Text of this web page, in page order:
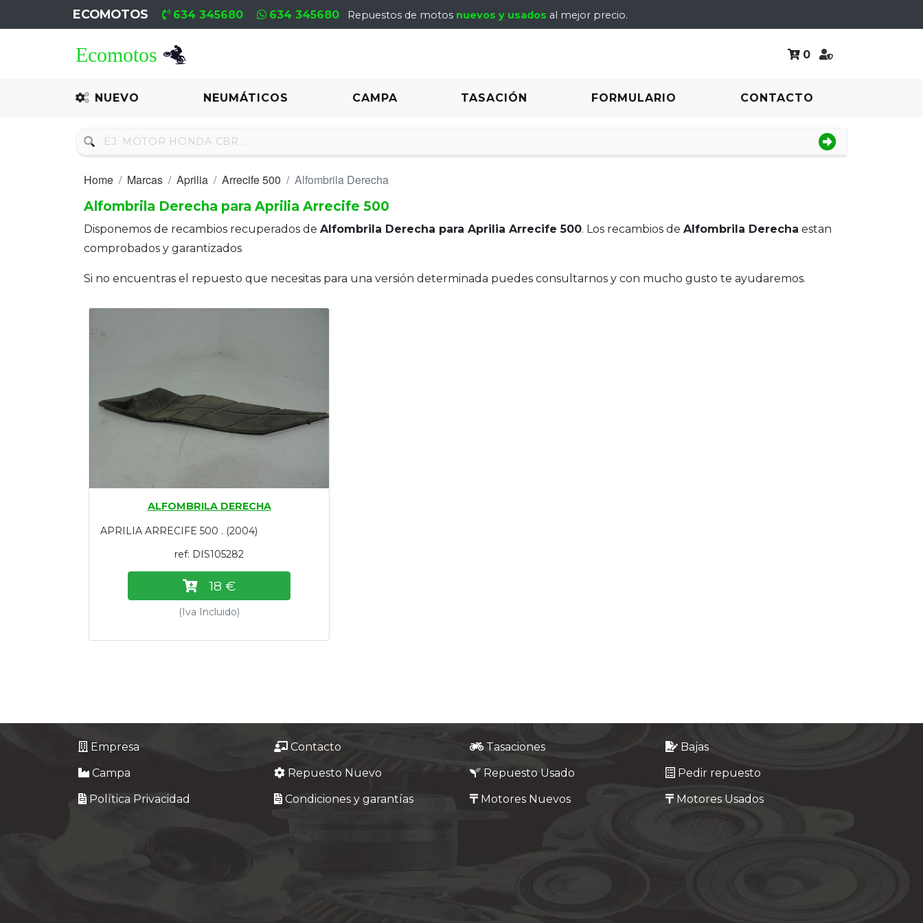
ECOMOTOS 634 345680 634 345680 Repuestos de motos nuevos y usados al mejor precio.
0
NUEVO NEUMÁTICOS CAMPA TASACIÓN FORMULARIO CONTACTO
Recambio
Neumáticos
Motores
Motores
Tasaciones
Home Marcas Aprilia Arrecife 500
Alfombrila Derecha
Alfombrila Derecha para Aprilia Arrecife 500
Disponemos de recambios recuperados de Alfombrila Derecha para Aprilia Arrecife 500. Los recambios de Alfombrila Derecha estan
comprobados y garantizados
Si no encuentras el repuesto que necesitas para una versión determinada puedes consultarnos y con mucho gusto te ayudaremos.
ALFOMBRILA DERECHA
APRILIA ARRECIFE 500 . (2004)
ref: DIS105282
18 €
(Iva Incluido)
Empresa Contacto Tasaciones
Bajas
Campa
Repuesto Nuevo Repuesto Usado
Pedir repuesto
Política Privacidad
Condiciones y garantías Motores Nuevos Motores Usados